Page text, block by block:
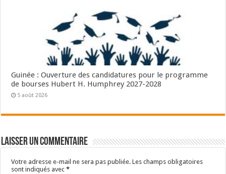
Guinée : Ouverture des candidatures pour le programme
de bourses Hubert H. Humphrey 2027-2028
5 août 2026
Laisser un commentaire
Votre adresse e-mail ne sera pas publiée. Les champs obligatoires
sont indiqués avec*